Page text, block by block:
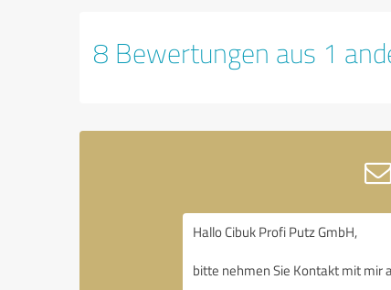
8 Bewertungen aus 1